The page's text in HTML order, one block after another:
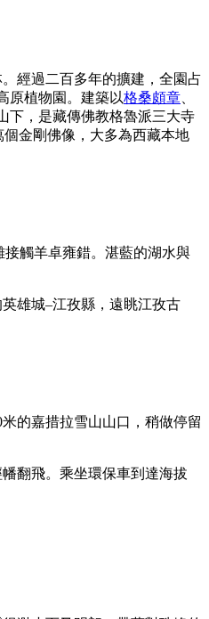
經過二百多年的擴建，全園占
原植物園。建築以格桑頗章、
下，是藏傳佛教格魯派三大寺
金剛佛像，大多為西藏本地
觸羊卓雍錯。湛藍的湖水與
雄城–江孜縣，遠眺江孜古
的嘉措拉雪山山口，稍做停留
翻飛。乘坐環保車到達海拔